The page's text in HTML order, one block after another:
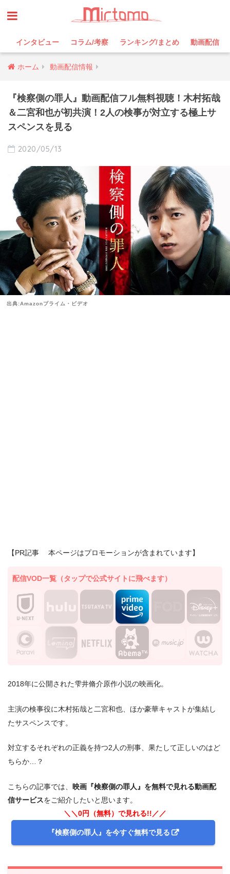
インタビュー コラム/考察 ランキング/まとめ 動画配信
ホーム 動画配信情報
『検察側の罪人』動画配信フル無料視聴！木村拓哉
＆二宮和也が初共演！2人の検事が対立する極上サ
スペンスを見る
2020/05/13
出典:Amazonプライム・ビデオ
【PR記事 本ページはプロモーションが含まれています】
配信VOD一覧（タップで公式サイトに飛べます）
2018年に公開された雫井脩介原作小説の映画化。
主演の検事役に木村拓哉と二宮和也、ほか豪華キャストが集結し
たサスペンスです。
対立するそれぞれの正義を持つ2人の刑事、果たして正しいのはど
ちらか…？
こちらの記事では、 映画『検察側の罪人』を無料で見れる動画配
信サービスをご紹介したいと思います。
＼＼0円（無料）で見れる!!／／
『検察側の罪人』を今すぐ無料で見る